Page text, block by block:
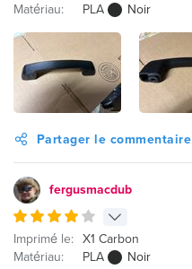
Matériau:
PLA Noir
Partager le commentaire
fergusmacdub
Imprimé le: X1 Carbon
Matériau:
PLA Noir